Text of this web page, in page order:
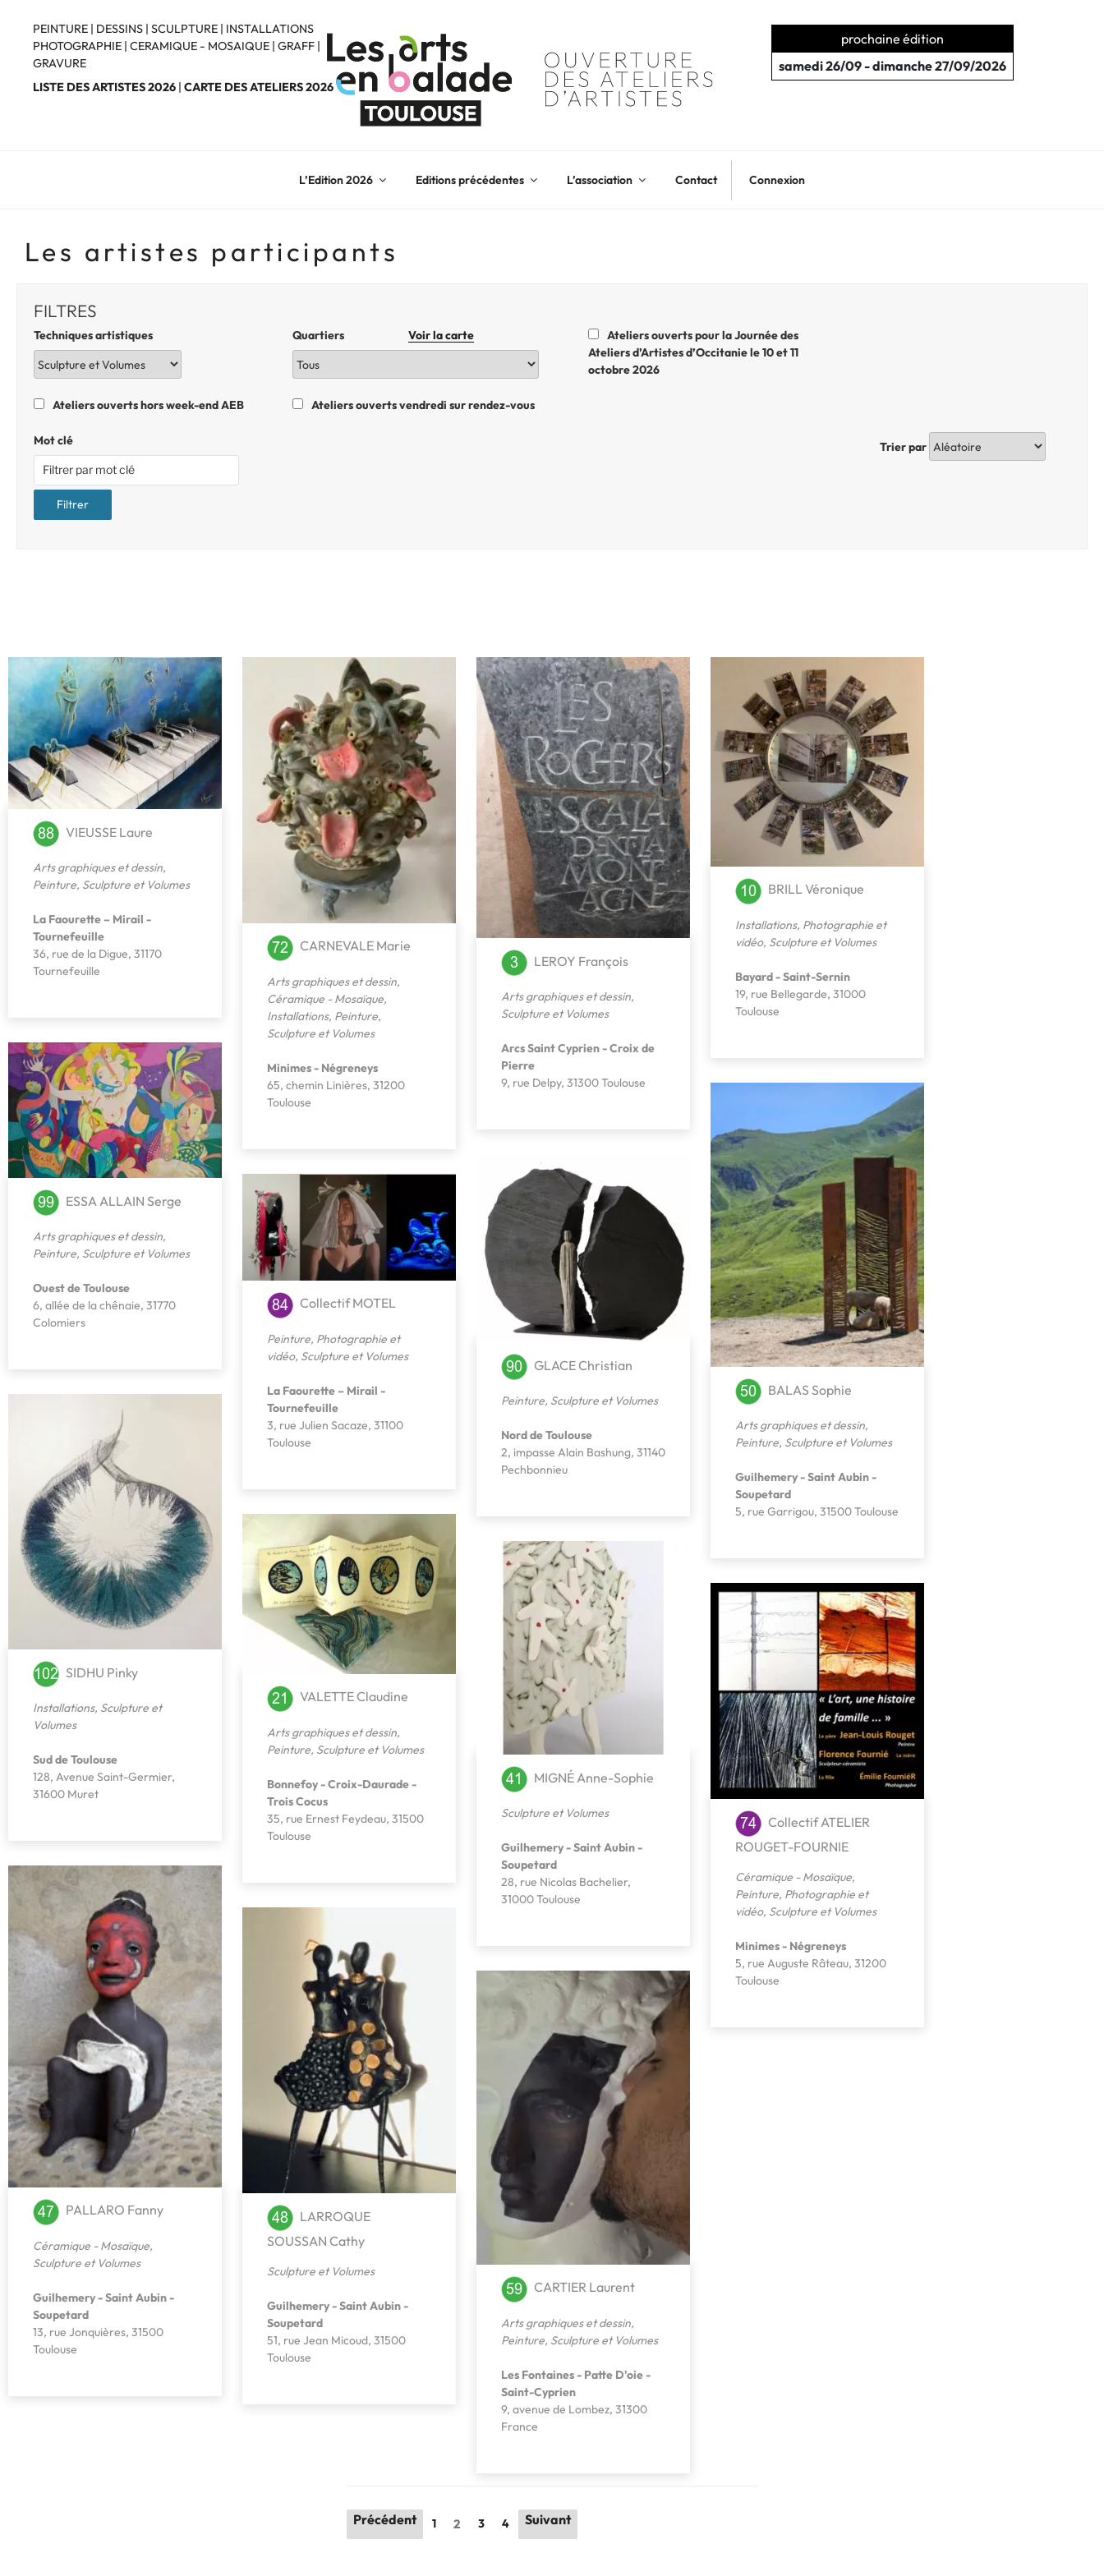
contenu
principal
PEINTURE | DESSINS | SCULPTURE | INSTALLATIONS
PHOTOGRAPHIE | CERAMIQUE - MOSAIQUE | GRAFF |
GRAVURE
LISTE DES ARTISTES 2026 | CARTE DES ATELIERS 2026
prochaine édition
samedi 26/09 - dimanche 27/09/2026
L’Edition 2026 Editions précédentes L’association Contact Connexion
Les artistes participants
FILTRES
Techniques artistiques Quartiers Voir la carte
Ateliers ouverts pour la Journée des
Ateliers d’Artistes d’Occitanie le 10 et 11
octobre 2026
Ateliers ouverts hors week-end AEB Ateliers ouverts vendredi sur rendez-vous
Mot clé Trier par
VIEUSSE Laure
Arts graphiques et dessin,
Peinture, Sculpture et Volumes
La Faourette – Mirail -
Tournefeuille
36, rue de la Digue, 31170
Tournefeuille
CARNEVALE Marie
Arts graphiques et dessin,
Céramique - Mosaïque,
Installations, Peinture,
Sculpture et Volumes
Minimes - Négreneys
65, chemin Linières, 31200
Toulouse
LEROY François
Arts graphiques et dessin,
Sculpture et Volumes
Arcs Saint Cyprien - Croix de
Pierre
9, rue Delpy, 31300 Toulouse
BRILL Véronique
Installations, Photographie et
vidéo, Sculpture et Volumes
Bayard - Saint-Sernin
19, rue Bellegarde, 31000
Toulouse
ESSA ALLAIN Serge
Arts graphiques et dessin,
Peinture, Sculpture et Volumes
Ouest de Toulouse
6, allée de la chênaie, 31770
Colomiers
BALAS Sophie
Arts graphiques et dessin,
Peinture, Sculpture et Volumes
Guilhemery - Saint Aubin -
Soupetard
5, rue Garrigou, 31500 Toulouse
GLACE Christian
Peinture, Sculpture et Volumes
Nord de Toulouse
2, impasse Alain Bashung, 31140
Pechbonnieu
Collectif MOTEL
Peinture, Photographie et
vidéo, Sculpture et Volumes
La Faourette – Mirail -
Tournefeuille
3, rue Julien Sacaze, 31100
Toulouse
SIDHU Pinky
Installations, Sculpture et
Volumes
Sud de Toulouse
128, Avenue Saint-Germier,
31600 Muret
VALETTE Claudine
Arts graphiques et dessin,
Peinture, Sculpture et Volumes
Bonnefoy - Croix-Daurade -
Trois Cocus
35, rue Ernest Feydeau, 31500
Toulouse
MIGNÉ Anne-Sophie
Sculpture et Volumes
Guilhemery - Saint Aubin -
Soupetard
28, rue Nicolas Bachelier,
31000 Toulouse
Collectif ATELIER
ROUGET-FOURNIE
Céramique - Mosaïque,
Peinture, Photographie et
vidéo, Sculpture et Volumes
Minimes - Négreneys
5, rue Auguste Râteau, 31200
Toulouse
PALLARO Fanny
Céramique - Mosaïque,
Sculpture et Volumes
Guilhemery - Saint Aubin -
Soupetard
13, rue Jonquières, 31500
Toulouse
LARROQUE
SOUSSAN Cathy
Sculpture et Volumes
Guilhemery - Saint Aubin -
Soupetard
51, rue Jean Micoud, 31500
Toulouse
CARTIER Laurent
Arts graphiques et dessin,
Peinture, Sculpture et Volumes
Les Fontaines - Patte D'oie -
Saint-Cyprien
9, avenue de Lombez, 31300
France
Précédent 1 2 3 4 Suivant